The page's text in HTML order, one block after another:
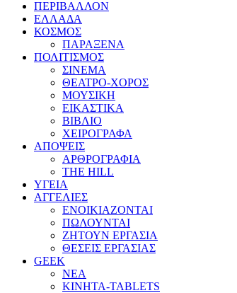
ΠΕΡΙΒΑΛΛΟΝ
ΕΛΛΑΔΑ
ΚΟΣΜΟΣ
ΠΑΡΑΞΕΝΑ
ΠΟΛΙΤΙΣΜΟΣ
ΣΙΝΕΜΑ
ΘΕΑΤΡΟ-ΧΟΡΟΣ
ΜΟΥΣΙΚΗ
ΕΙΚΑΣΤΙΚΑ
ΒΙΒΛΙΟ
ΧΕΙΡΟΓΡΑΦΑ
ΑΠΟΨΕΙΣ
ΑΡΘΡΟΓΡΑΦΙΑ
THE HILL
ΥΓΕΙΑ
ΑΓΓΕΛΙΕΣ
ΕΝΟΙΚΙΑΖΟΝΤΑΙ
ΠΩΛΟΥΝΤΑΙ
ΖΗΤΟΥΝ ΕΡΓΑΣΙΑ
ΘΕΣΕΙΣ ΕΡΓΑΣΙΑΣ
GEEK
ΝΕΑ
ΚΙΝΗΤΑ-TABLETS